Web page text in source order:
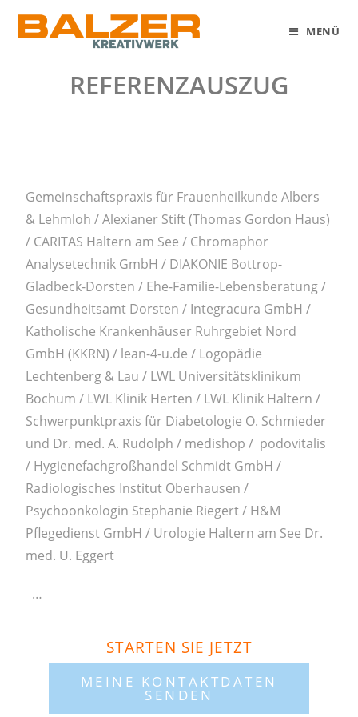
MENÜ
REFERENZAUSZUG
Gemeinschaftspraxis für Frauenheilkunde Albers
& Lehmloh / Alexianer Stift (Thomas Gordon Haus)
/ CARITAS Haltern am See / Chromaphor
Analysetechnik GmbH / DIAKONIE Bottrop-
Gladbeck-Dorsten / Ehe-Familie-Lebensberatung /
Gesundheitsamt Dorsten / Integracura GmbH /
Katholische Krankenhäuser Ruhrgebiet Nord
GmbH (KKRN) / lean-4-u.de / Logopädie
Lechtenberg & Lau / LWL Universitätsklinikum
Bochum / LWL Klinik Herten / LWL Klinik Haltern /
Schwerpunktpraxis für Diabetologie O. Schmieder
und Dr. med. A. Rudolph / medishop / podovitalis
/ Hygienefachgroßhandel Schmidt GmbH /
Radiologisches Institut Oberhausen /
Psychoonkologin Stephanie Riegert / H&M
Pflegedienst GmbH / Urologie Haltern am See Dr.
med. U. Eggert
…
STARTEN SIE JETZT
MEINE KONTAKTDATEN
SENDEN